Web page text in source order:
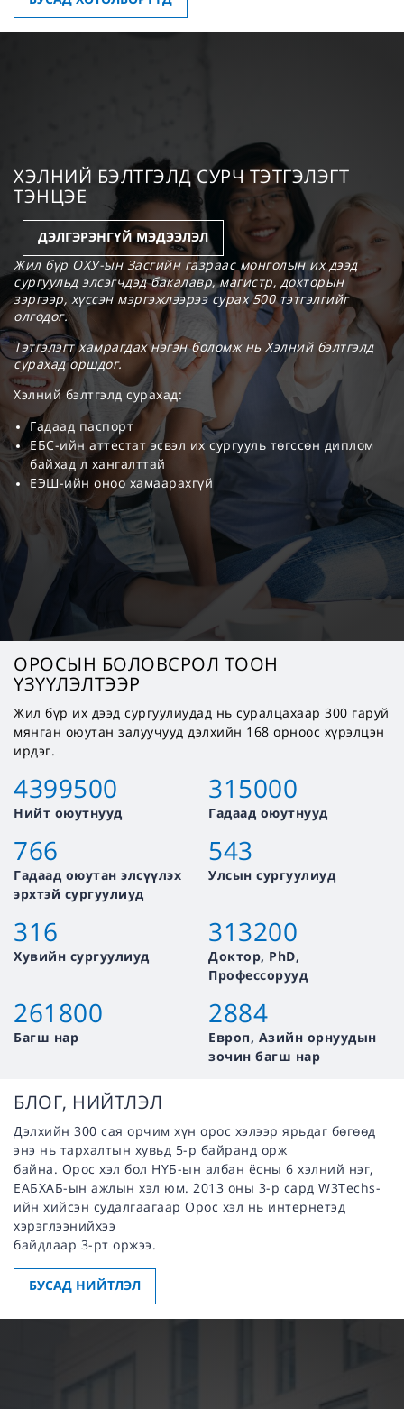
ХЭЛНИЙ БЭЛТГЭЛД СУРЧ ТЭТГЭЛЭГТ
ТЭНЦЭЕ
ДЭЛГЭРЭНГҮЙ МЭДЭЭЛЭЛ
Жил бүр ОХУ-ын Засгийн газраас монголын их дээд
сургуульд элсэгчдэд бакалавр, магистр, докторын
зэргээр, хүссэн мэргэжлээрээ сурах 500 тэтгэлгийг
олгодог.
Тэтгэлэгт хамрагдах нэгэн боломж нь Хэлний бэлтгэлд
сурахад оршдог.
Хэлний бэлтгэлд сурахад:
Гадаад паспорт
ЕБС-ийн аттестат эсвэл их сургууль төгссөн диплом
байхад л хангалттай
ЕЭШ-ийн оноо хамаарахгүй
ОРОСЫН БОЛОВСРОЛ ТООН
ҮЗҮҮЛЭЛТЭЭР
Жил бүр их дээд сургуулиудад нь суралцахаар 300 гаруй
мянган оюутан залуучууд дэлхийн 168 орноос хүрэлцэн
ирдэг.
4399500
Нийт оюутнууд
315000
Гадаад оюутнууд
766
Гадаад оюутан элсүүлэх
эрхтэй сургуулиуд
543
Улсын сургуулиуд
316
Хувийн сургуулиуд
313200
Доктор, PhD,
Профессорууд
261800
Багш нар
2884
Европ, Азийн орнуудын
зочин багш нар
БЛОГ, НИЙТЛЭЛ
Дэлхийн 300 сая орчим хүн орос хэлээр ярьдаг бөгөөд
энэ нь тархалтын хувьд 5-р байранд орж
байна. Орос хэл бол НҮБ-ын албан ёсны 6 хэлний нэг,
ЕАБХАБ-ын ажлын хэл юм. 2013 оны 3-р сард W3Techs-
ийн хийсэн судалгаагаар Орос хэл нь интернетэд
хэрэглээнийхээ
байдлаар 3-рт оржээ.
БУСАД НИЙТЛЭЛ